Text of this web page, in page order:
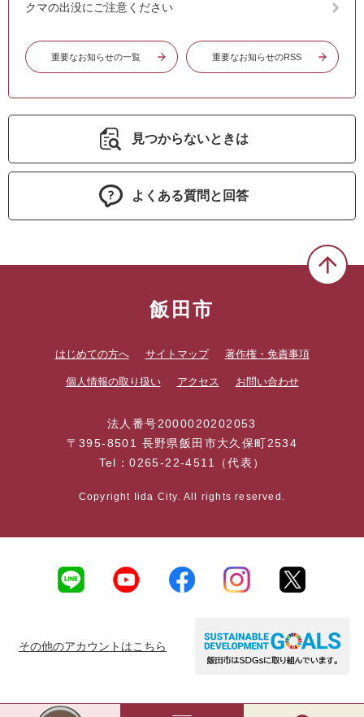
クマの出没にご注意ください
重要なお知らせの一覧 重要なお知らせのRSS
見つからないときは
よくある質問と回答
飯田市
はじめての方へ サイトマップ 著作権・免責事項
個人情報の取り扱い アクセス お問い合わせ
法人番号2000020202053
〒395-8501 長野県飯田市大久保町2534
Tel：0265-22-4511（代表）
Copyright Iida City. All rights reserved.
その他のアカウントはこちら